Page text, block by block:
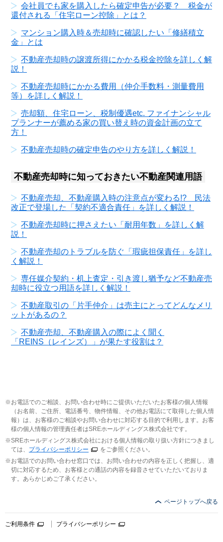
会社員でも家を購入したら確定申告が必要？ 税金が
還付される「住宅ローン控除」とは？
マンション購入時＆売却時に確認したい「修繕積立
金」とは
不動産売却時の譲渡所得にかかる税金控除を詳しく解
説！
不動産売却時にかかる費用（仲介手数料・測量費用
等）を詳しく解説！
売却額、住宅ローン、税制優遇etc. ファイナンシャル
プランナーが薦める家の買い替え時の資金計画の立て
方！
不動産売却時の確定申告のやり方を詳しく解説！
不動産売却時に知っておきたい不動産関連用語
不動産売却、不動産購入時の注意点が変わる!? 民法
改正で登場した「契約不適合責任」を詳しく解説！
不動産売却時に押さえたい「耐用年数」を詳しく解
説！
不動産売却のトラブルを防ぐ「瑕疵担保責任」を詳し
く解説！
専任媒介契約・机上査定・引き渡し猶予など不動産売
却時に役立つ用語を詳しく解説！
不動産取引の「片手仲介」は売主にとってどんなメリ
ットがあるの？
不動産売却、不動産購入の際によく聞く
「REINS（レインズ）」が果たす役割は？
お電話でのご相談、お問い合わせ時にご提供いただいたお客様の個人情報
（お名前、ご住所、電話番号、物件情報、その他お電話にて取得した個人情
報）は、お客様のご相談やお問い合わせに対応する目的で利用します。お客
様の個人情報の管理責任者はSREホールディングス株式会社です。
SREホールディングス株式会社における個人情報の取り扱い方針につきまし
ては、 プライバシーポリシー
をご参照ください。
お電話でのお問い合わせ窓口では、お問い合わせの内容を正しく把握し、適
切に対応するため、お客様との通話の内容を録音させていただいておりま
す。あらかじめご了承ください。
ページトップへ戻る
ご利用条件 プライバシーポリシー